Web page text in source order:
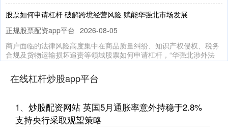
股票如何申请杠杆 破解跨境经营风险 赋能华强北市场发展
正规股票配资app平台 2026-08-05
商户面临的法律风险高度集中在商品质量纠纷、知识产权侵权、税务
合规及货物运输损坏追责等领域股票如何申请杠杆，“华强北涉外法
股票配资分析 信邦智能：综合来看，工业机器人及高端装备产业的发
展前景比较乐观
联华证券
2026-05-27
证券之星消息，信邦智能(301112)06月19日在投资者关系平台上答复
投资者关心的问题。 投资者提问：请问贵公司的工业
在线杠杆炒股app平台
1、 炒股配资网站 英国5月通胀率意外持稳于2.8%
支持央行采取观望策略